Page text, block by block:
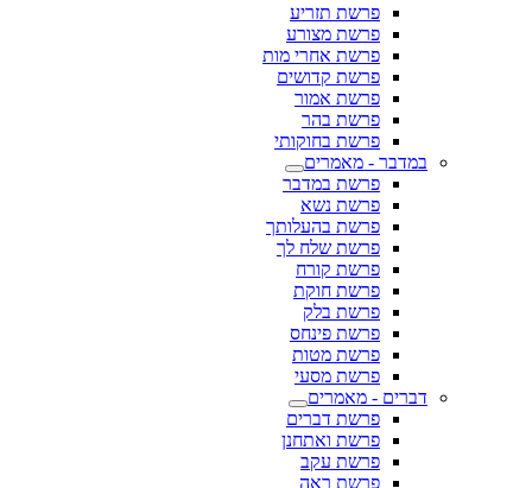
פרשת תזריע
פרשת מצורע
פרשת אחרי מות
פרשת קדושים
פרשת אמור
פרשת בהר
פרשת בחוקותי
במדבר - מאמרים
פרשת במדבר
פרשת נשא
פרשת בהעלותך
פרשת שלח לך
פרשת קורח
פרשת חוקת
פרשת בלק
פרשת פינחס
פרשת מטות
פרשת מסעי
דברים - מאמרים
פרשת דברים
פרשת ואתחנן
פרשת עקב
פרשת ראה